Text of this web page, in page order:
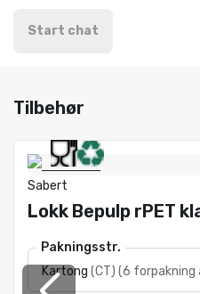
Start chat
Tilbehør
Sabert
Lokk Bepulp rPET
Pakningsstr.
Kartong (CT) (6 forpakning